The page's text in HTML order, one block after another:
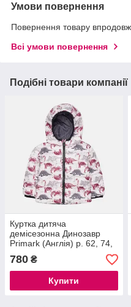
Умови повернення
Повернення товару
Всі умови повернення
Подібні товари компанії
Куртка дитяча
демісезонна Динозавр
Primark (Англія) р. 62, 74,
80, 86см
780 ₴
Купити